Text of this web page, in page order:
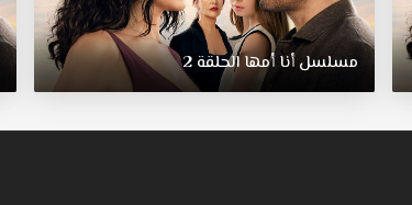
مسلسل أنا أمها الحلقة 2